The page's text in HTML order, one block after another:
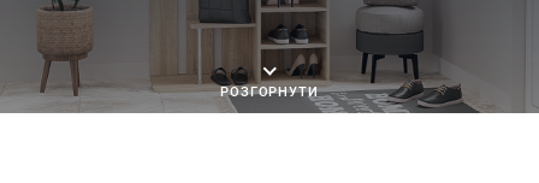
РОЗГОРНУТИ